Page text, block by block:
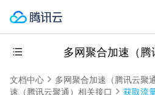
多网聚合加速（腾
文档中心 多网聚合加速（腾讯云聚通
速（腾讯云聚通）相关接口
获取流